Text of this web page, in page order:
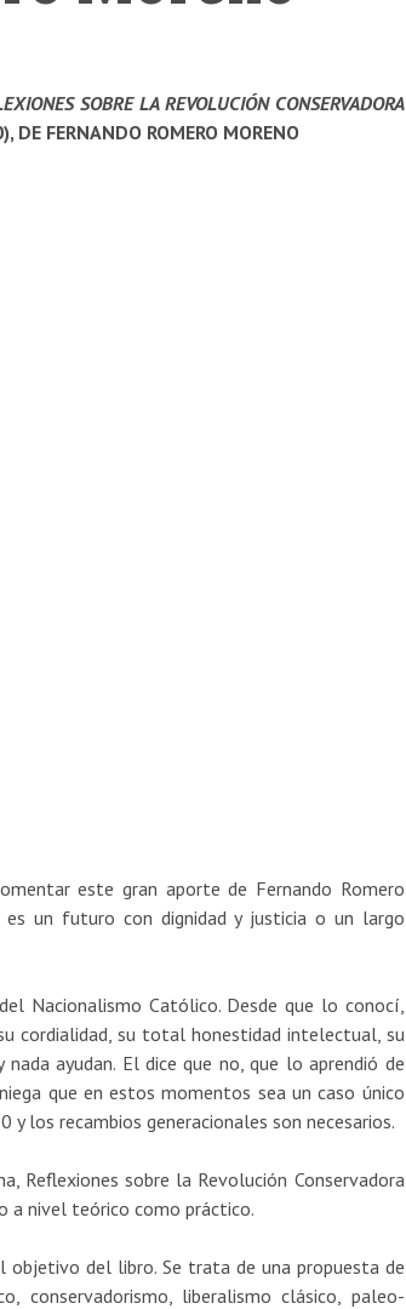
SOBRE LA REVOLUCIÓN CONSERVADORA
FERNANDO ROMERO MORENO
este gran aporte de Fernando Romero
un futuro con dignidad y justicia o un largo
Nacionalismo Católico. Desde que lo conocí,
cordialidad, su total honestidad intelectual, su
ayudan. El dice que no, que lo aprendió de
que en estos momentos sea un caso único
los recambios generacionales son necesarios.
Reflexiones sobre la Revolución Conservadora
a nivel teórico como práctico.
objetivo del libro. Se trata de una propuesta de
conservadorismo, liberalismo clásico, paleo-